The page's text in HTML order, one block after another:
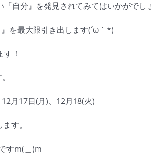
『自分』を発見されてみてはいかがでし
を最大限引き出します(´ω｀*)
！
月17日(月)、12月18(火)
す。
すm(＿)m